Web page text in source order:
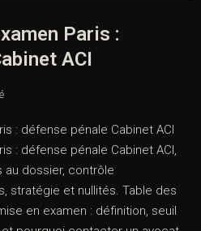
Paris :
ACI
: défense pénale Cabinet ACI
: défense pénale Cabinet ACI,
dossier, contrôle
stratégie et nullités. Table des
en examen : définition, seuil